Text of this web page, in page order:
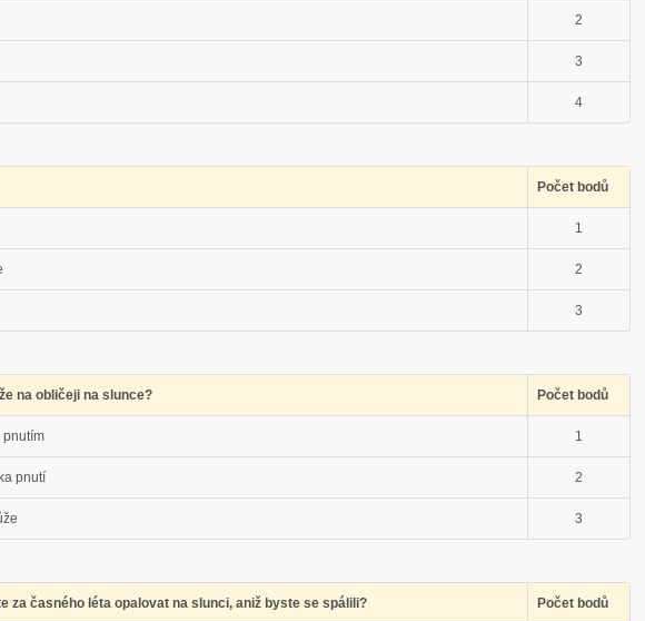
2
3
4
Počet bodů
1
2
3
na obličeji na slunce? Počet bodů
pnutím 1
pnutí 2
3
za časného léta opalovat na slunci, aniž byste se spálili? Počet bodů